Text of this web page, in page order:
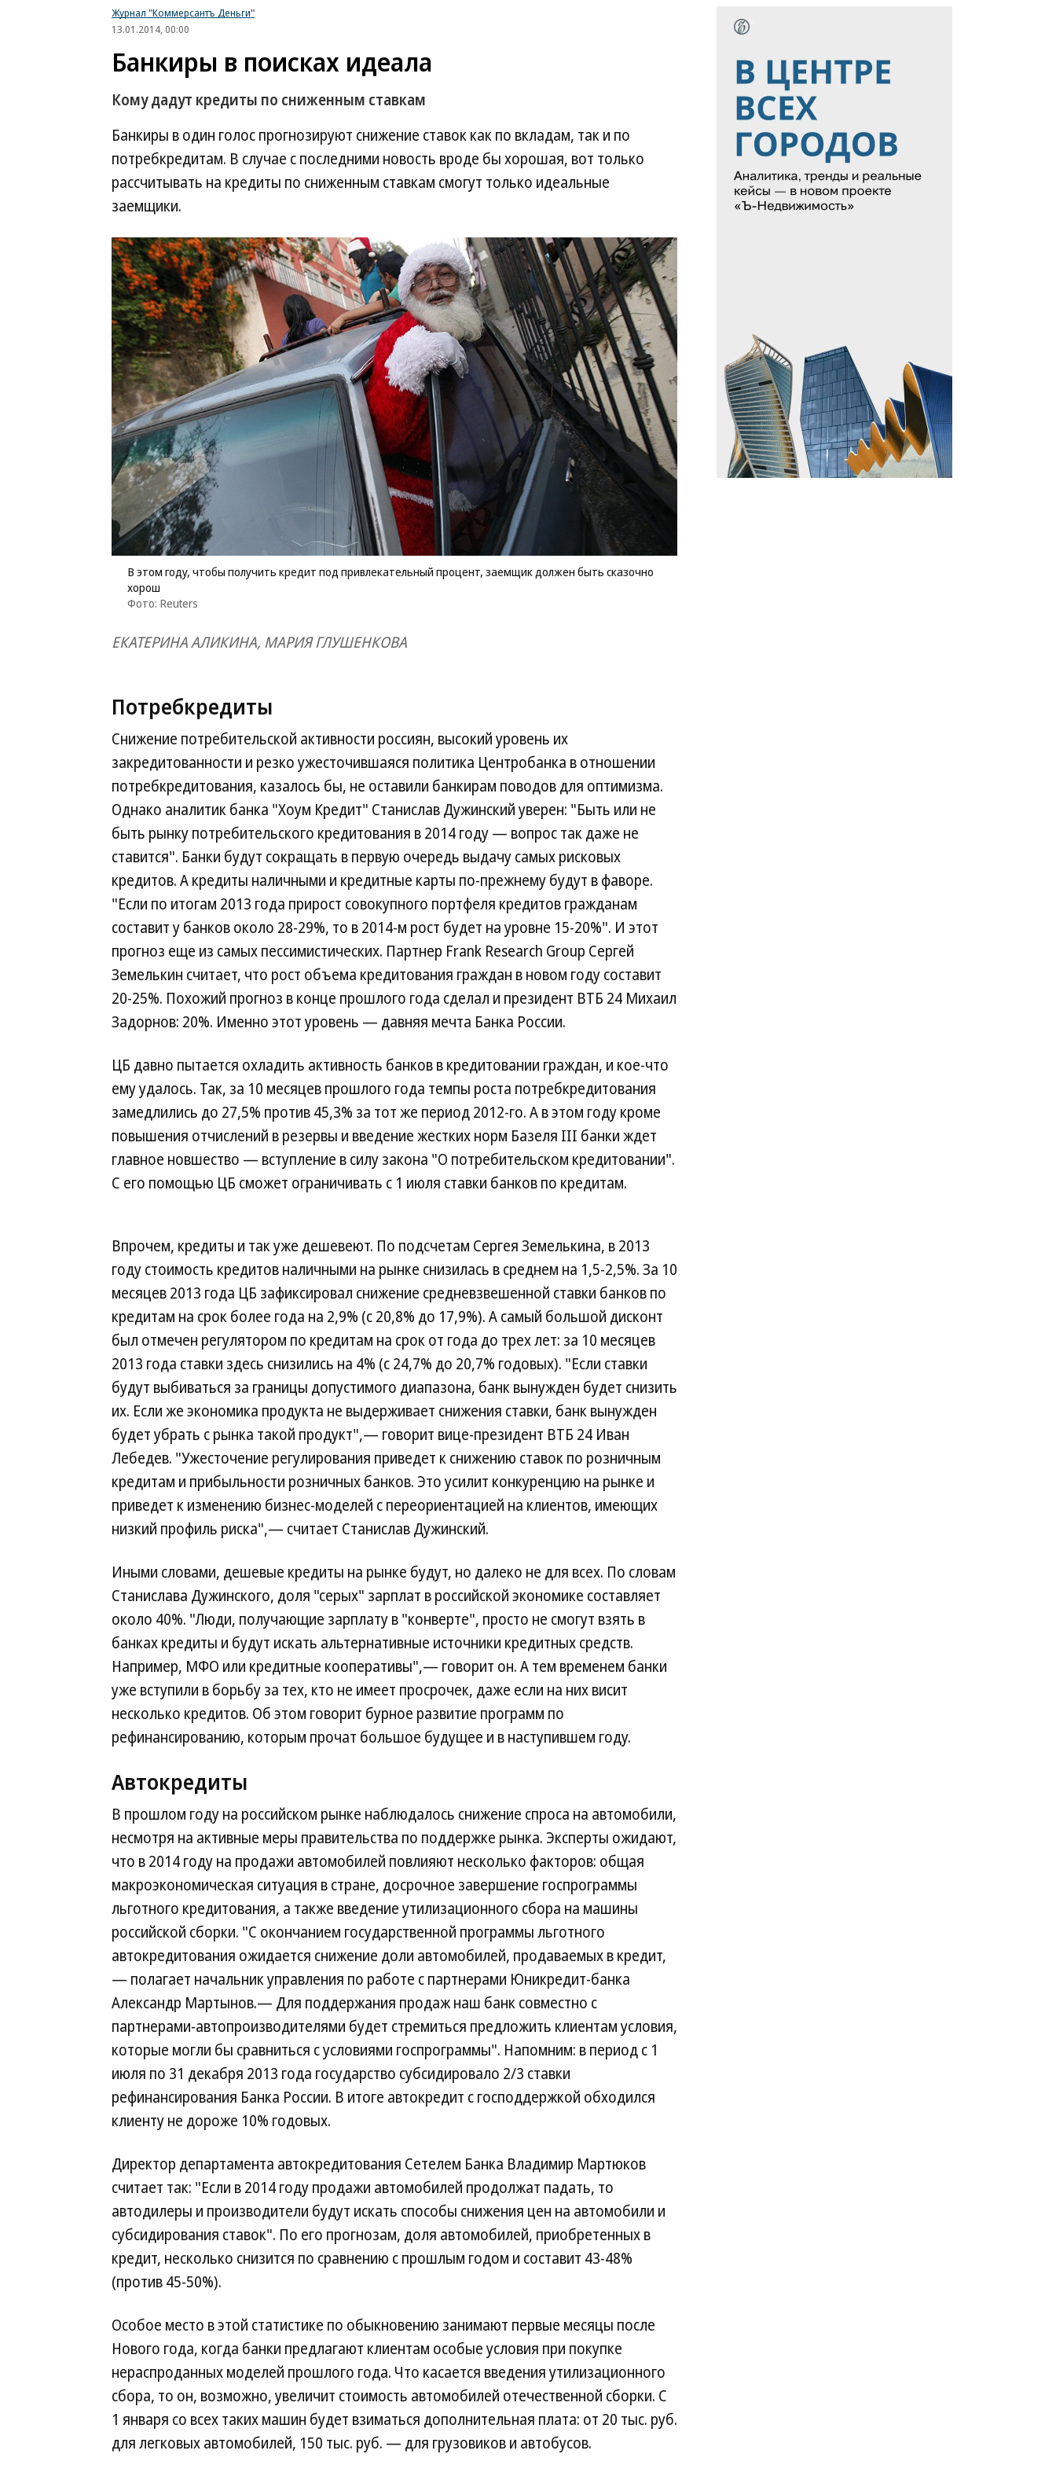
Журнал "Коммерсантъ Деньги"
13.01.2014, 00:00
Банкиры в поисках идеала
Кому дадут кредиты по сниженным ставкам
Банкиры в один голос прогнозируют снижение ставок как по вкладам, так и по
потребкредитам. В случае с последними новость вроде бы хорошая, вот только
рассчитывать на кредиты по сниженным ставкам смогут только идеальные
заемщики.
В этом году, чтобы получить кредит под привлекательный процент, заемщик должен быть сказочно
хорош
Фото: Reuters
ЕКАТЕРИНА АЛИКИНА, МАРИЯ ГЛУШЕНКОВА
Потребкредиты
Снижение потребительской активности россиян, высокий уровень их
закредитованности и резко ужесточившаяся политика Центробанка в отношении
потребкредитования, казалось бы, не оставили банкирам поводов для оптимизма.
Однако аналитик банка "Хоум Кредит" Станислав Дужинский уверен: "Быть или не
быть рынку потребительского кредитования в 2014 году — вопрос так даже не
ставится". Банки будут сокращать в первую очередь выдачу самых рисковых
кредитов. А кредиты наличными и кредитные карты по-прежнему будут в фаворе.
"Если по итогам 2013 года прирост совокупного портфеля кредитов гражданам
составит у банков около 28-29%, то в 2014-м рост будет на уровне 15-20%". И этот
прогноз еще из самых пессимистических. Партнер Frank Research Group Сергей
Земелькин считает, что рост объема кредитования граждан в новом году составит
20-25%. Похожий прогноз в конце прошлого года сделал и президент ВТБ 24 Михаил
Задорнов: 20%. Именно этот уровень — давняя мечта Банка России.
ЦБ давно пытается охладить активность банков в кредитовании граждан, и кое-что
ему удалось. Так, за 10 месяцев прошлого года темпы роста потребкредитования
замедлились до 27,5% против 45,3% за тот же период 2012-го. А в этом году кроме
повышения отчислений в резервы и введение жестких норм Базеля III банки ждет
главное новшество — вступление в силу закона "О потребительском кредитовании".
С его помощью ЦБ сможет ограничивать с 1 июля ставки банков по кредитам.
Впрочем, кредиты и так уже дешевеют. По подсчетам Сергея Земелькина, в 2013
году стоимость кредитов наличными на рынке снизилась в среднем на 1,5-2,5%. За 10
месяцев 2013 года ЦБ зафиксировал снижение средневзвешенной ставки банков по
кредитам на срок более года на 2,9% (с 20,8% до 17,9%). А самый большой дисконт
был отмечен регулятором по кредитам на срок от года до трех лет: за 10 месяцев
2013 года ставки здесь снизились на 4% (с 24,7% до 20,7% годовых). "Если ставки
будут выбиваться за границы допустимого диапазона, банк вынужден будет снизить
их. Если же экономика продукта не выдерживает снижения ставки, банк вынужден
будет убрать с рынка такой продукт",— говорит вице-президент ВТБ 24 Иван
Лебедев. "Ужесточение регулирования приведет к снижению ставок по розничным
кредитам и прибыльности розничных банков. Это усилит конкуренцию на рынке и
приведет к изменению бизнес-моделей с переориентацией на клиентов, имеющих
низкий профиль риска",— считает Станислав Дужинский.
Иными словами, дешевые кредиты на рынке будут, но далеко не для всех. По словам
Станислава Дужинского, доля "серых" зарплат в российской экономике составляет
около 40%. "Люди, получающие зарплату в "конверте", просто не смогут взять в
банках кредиты и будут искать альтернативные источники кредитных средств.
Например, МФО или кредитные кооперативы",— говорит он. А тем временем банки
уже вступили в борьбу за тех, кто не имеет просрочек, даже если на них висит
несколько кредитов. Об этом говорит бурное развитие программ по
рефинансированию, которым прочат большое будущее и в наступившем году.
Автокредиты
В прошлом году на российском рынке наблюдалось снижение спроса на автомобили,
несмотря на активные меры правительства по поддержке рынка. Эксперты ожидают,
что в 2014 году на продажи автомобилей повлияют несколько факторов: общая
макроэкономическая ситуация в стране, досрочное завершение госпрограммы
льготного кредитования, а также введение утилизационного сбора на машины
российской сборки. "С окончанием государственной программы льготного
автокредитования ожидается снижение доли автомобилей, продаваемых в кредит,
— полагает начальник управления по работе с партнерами Юникредит-банка
Александр Мартынов.— Для поддержания продаж наш банк совместно с
партнерами-автопроизводителями будет стремиться предложить клиентам условия,
которые могли бы сравниться с условиями госпрограммы". Напомним: в период с 1
июля по 31 декабря 2013 года государство субсидировало 2/3 ставки
рефинансирования Банка России. В итоге автокредит с господдержкой обходился
клиенту не дороже 10% годовых.
Директор департамента автокредитования Сетелем Банка Владимир Мартюков
считает так: "Если в 2014 году продажи автомобилей продолжат падать, то
автодилеры и производители будут искать способы снижения цен на автомобили и
субсидирования ставок". По его прогнозам, доля автомобилей, приобретенных в
кредит, несколько снизится по сравнению с прошлым годом и составит 43-48%
(против 45-50%).
Особое место в этой статистике по обыкновению занимают первые месяцы после
Нового года, когда банки предлагают клиентам особые условия при покупке
нераспроданных моделей прошлого года. Что касается введения утилизационного
сбора, то он, возможно, увеличит стоимость автомобилей отечественной сборки. С
1 января со всех таких машин будет взиматься дополнительная плата: от 20 тыс. руб.
для легковых автомобилей, 150 тыс. руб. — для грузовиков и автобусов.